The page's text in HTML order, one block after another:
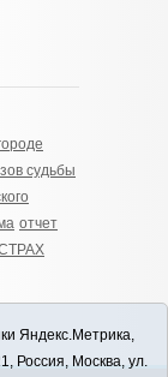
судьбы
отчет
Яндекс.Метрика,
Россия, Москва, ул.